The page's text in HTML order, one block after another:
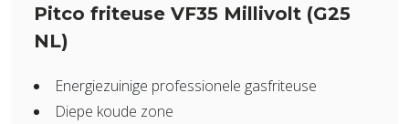
Pitco friteuse VF35 Millivolt (G25
NL)
Energiezuinige professionele gasfriteuse
Diepe koude zone